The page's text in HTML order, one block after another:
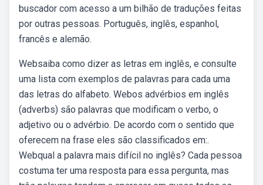
buscador com acesso a um bilhão de traduções feitas
por outras pessoas. Português, inglês, espanhol,
francês e alemão.
Websaiba como dizer as letras em inglês, e consulte
uma lista com exemplos de palavras para cada uma
das letras do alfabeto. Webos advérbios em inglês
(adverbs) são palavras que modificam o verbo, o
adjetivo ou o advérbio. De acordo com o sentido que
oferecem na frase eles são classificados em:.
Webqual a palavra mais difícil no inglês? Cada pessoa
costuma ter uma resposta para essa pergunta, mas